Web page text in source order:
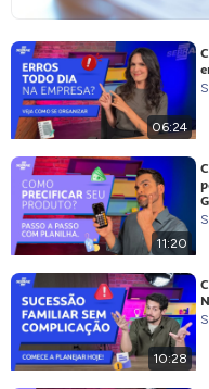
06:24
11:20
10:28